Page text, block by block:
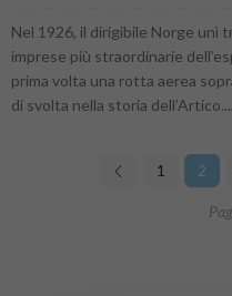
Nel 1926, il dirigibile Norge unì
imprese più straordinarie
prima volta una rotta aerea
di svolta nella storia dell’Artico....
1 2